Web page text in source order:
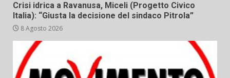
Crisi idrica a Ravanusa, Miceli (Progetto Civico
Italia): “Giusta la decisione del sindaco Pitrola”
8 Agosto 2026